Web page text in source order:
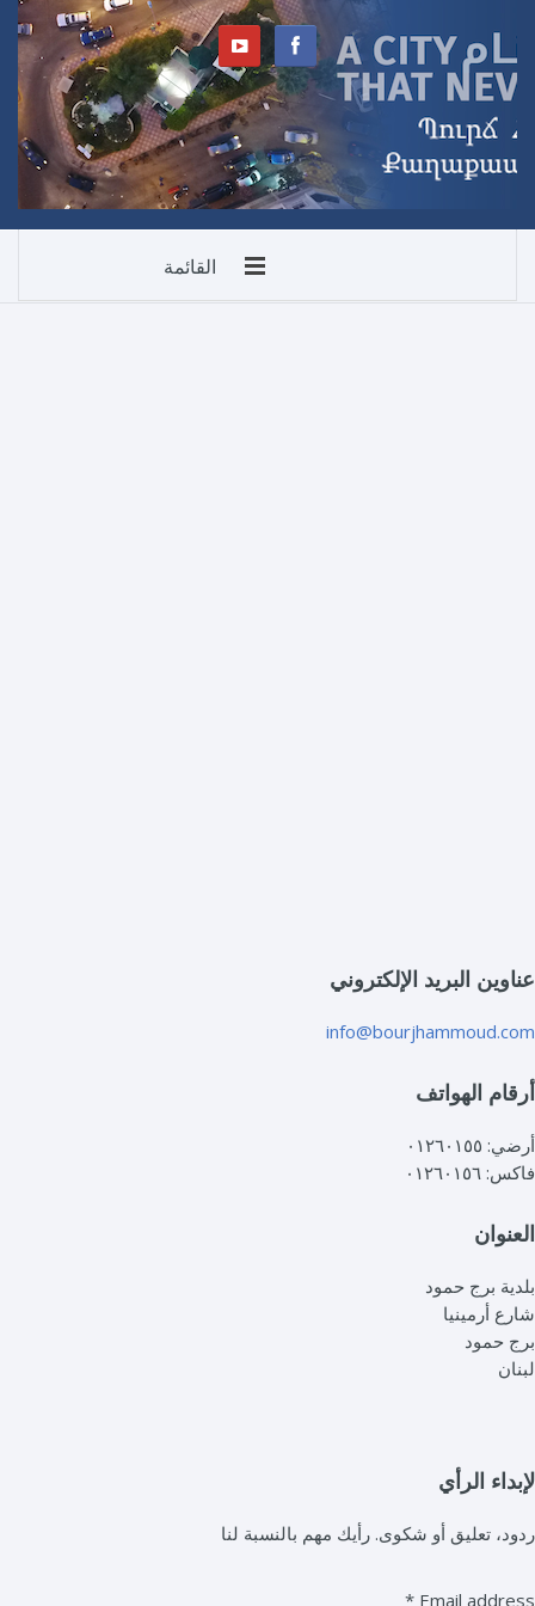
القائمة
عناوين البريد الإلكتروني
info@bourjhammoud.com
أرقام الهواتف
أرضي: ٠١٢٦٠١٥٥
فاكس: ٠١٢٦٠١٥٦
العنوان
بلدية برج حمود
شارع أرمينيا
برج حمود
لبنان
لإبداء الرأي
ردود، تعليق أو شكوى. رأيك مهم بالنسبة لنا
*